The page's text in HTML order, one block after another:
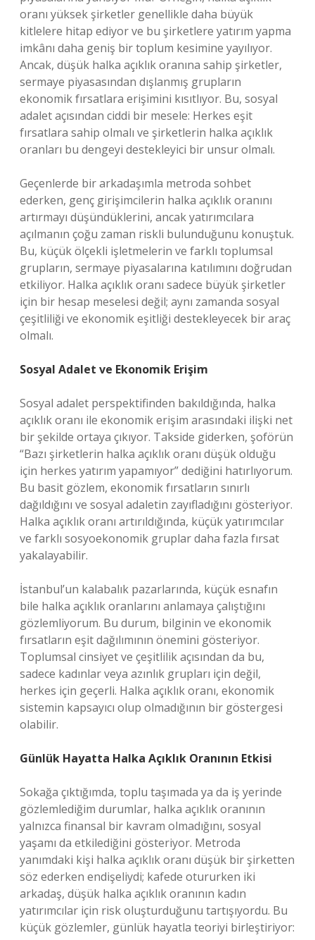
oranı yüksek şirketler genellikle daha büyük
kitlelere hitap ediyor ve bu şirketlere yatırım yapma
imkânı daha geniş bir toplum kesimine yayılıyor.
Ancak, düşük halka açıklık oranına sahip şirketler,
sermaye piyasasından dışlanmış grupların
ekonomik fırsatlara erişimini kısıtlıyor. Bu, sosyal
adalet açısından ciddi bir mesele: Herkes eşit
fırsatlara sahip olmalı ve şirketlerin halka açıklık
oranları bu dengeyi destekleyici bir unsur olmalı.
Geçenlerde bir arkadaşımla metroda sohbet
ederken, genç girişimcilerin halka açıklık oranını
artırmayı düşündüklerini, ancak yatırımcılara
açılmanın çoğu zaman riskli bulunduğunu konuştuk.
Bu, küçük ölçekli işletmelerin ve farklı toplumsal
grupların, sermaye piyasalarına katılımını doğrudan
etkiliyor. Halka açıklık oranı sadece büyük şirketler
için bir hesap meselesi değil; aynı zamanda sosyal
çeşitliliği ve ekonomik eşitliği destekleyecek bir araç
olmalı.
Sosyal Adalet ve Ekonomik Erişim
Sosyal adalet perspektifinden bakıldığında, halka
açıklık oranı ile ekonomik erişim arasındaki ilişki net
bir şekilde ortaya çıkıyor. Takside giderken, şoförün
“Bazı şirketlerin halka açıklık oranı düşük olduğu
için herkes yatırım yapamıyor” dediğini hatırlıyorum.
Bu basit gözlem, ekonomik fırsatların sınırlı
dağıldığını ve sosyal adaletin zayıfladığını gösteriyor.
Halka açıklık oranı artırıldığında, küçük yatırımcılar
ve farklı sosyoekonomik gruplar daha fazla fırsat
yakalayabilir.
İstanbul’un kalabalık pazarlarında, küçük esnafın
bile halka açıklık oranlarını anlamaya çalıştığını
gözlemliyorum. Bu durum, bilginin ve ekonomik
fırsatların eşit dağılımının önemini gösteriyor.
Toplumsal cinsiyet ve çeşitlilik açısından da bu,
sadece kadınlar veya azınlık grupları için değil,
herkes için geçerli. Halka açıklık oranı, ekonomik
sistemin kapsayıcı olup olmadığının bir göstergesi
olabilir.
Günlük Hayatta Halka Açıklık Oranının Etkisi
Sokağa çıktığımda, toplu taşımada ya da iş yerinde
gözlemlediğim durumlar, halka açıklık oranının
yalnızca finansal bir kavram olmadığını, sosyal
yaşamı da etkilediğini gösteriyor. Metroda
yanımdaki kişi halka açıklık oranı düşük bir şirketten
söz ederken endişeliydi; kafede otururken iki
arkadaş, düşük halka açıklık oranının kadın
yatırımcılar için risk oluşturduğunu tartışıyordu. Bu
küçük gözlemler, günlük hayatla teoriyi birleştiriyor: